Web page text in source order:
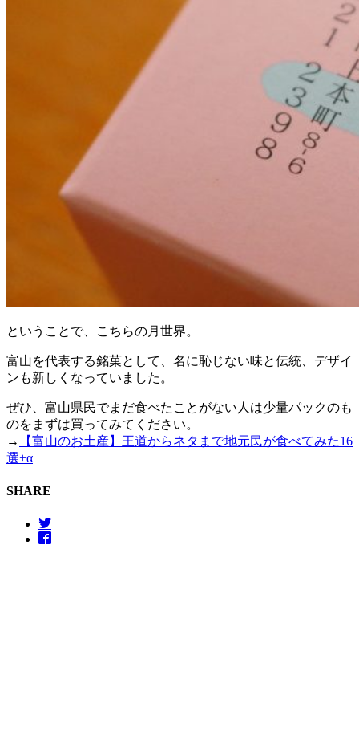
ということで、こちらの月世界。
富山を代表する銘菓として、名に恥じない味と伝統、デザイ
ンも新しくなっていました。
ぜひ、富山県民でまだ食べたことがない人は少量パックのも
のをまずは買ってみてください。
→
【富山のお土産】王道からネタまで地元民が食べてみた16
選+α
SHARE